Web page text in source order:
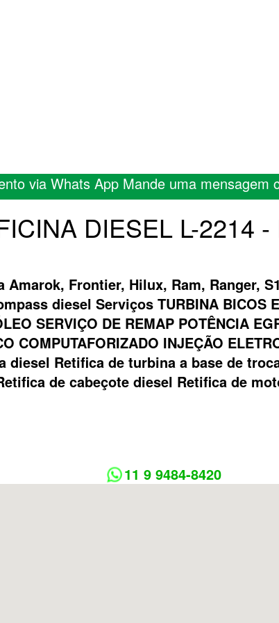
via Whats App Mande uma mensagem
DIESEL L-2214
Frontier, Hilux, Ram, Ranger,
diesel Serviços TURBINA BICOS
SERVIÇO DE REMAP POTÊNCIA
COMPUTAFORIZADO INJEÇÃO
Retifica de turbina a base de troca
de cabeçote diesel Retifica de
11 9 9484-8420